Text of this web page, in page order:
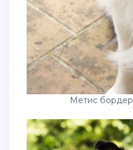
Метис